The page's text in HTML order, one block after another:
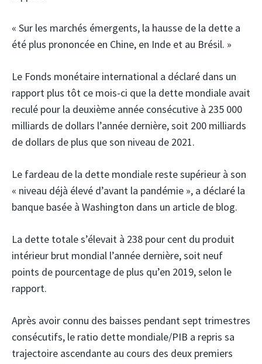
« Sur les marchés émergents, la hausse de la dette a
été plus prononcée en Chine, en Inde et au Brésil. »
Le Fonds monétaire international a déclaré dans un
rapport plus tôt ce mois-ci que la dette mondiale avait
reculé pour la deuxième année consécutive à 235 000
milliards de dollars l’année dernière, soit 200 milliards
de dollars de plus que son niveau de 2021.
Le fardeau de la dette mondiale reste supérieur à son
« niveau déjà élevé d’avant la pandémie », a déclaré la
banque basée à Washington dans un article de blog.
La dette totale s’élevait à 238 pour cent du produit
intérieur brut mondial l’année dernière, soit neuf
points de pourcentage de plus qu’en 2019, selon le
rapport.
Après avoir connu des baisses pendant sept trimestres
consécutifs, le ratio dette mondiale/PIB a repris sa
trajectoire ascendante au cours des deux premiers